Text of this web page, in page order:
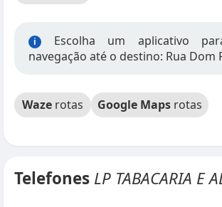
i
Escolha um aplicativo
navegação até o destino: Rua Dom
Waze rotas Google Maps rotas
Telefones LP TABACARIA E